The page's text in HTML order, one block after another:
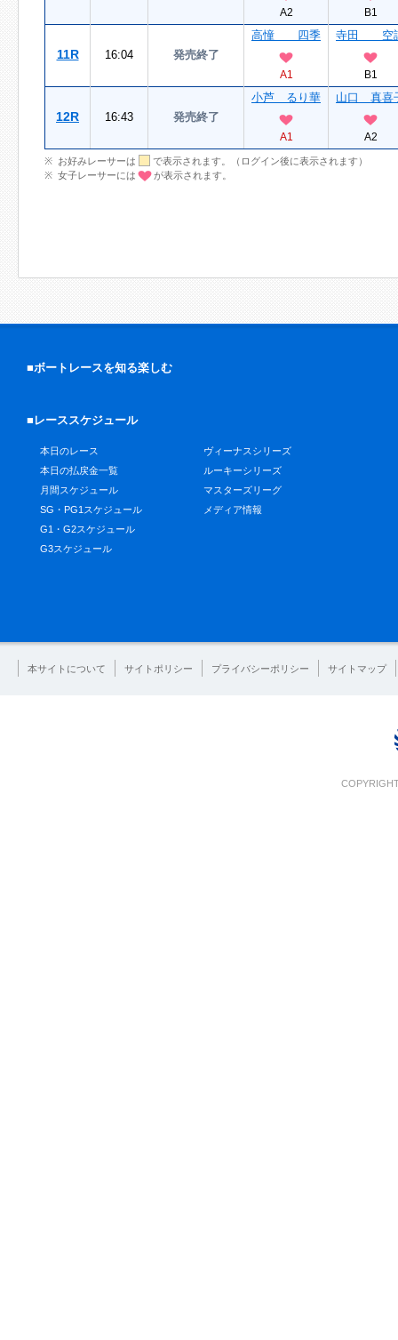
A2 B1
11R 16:04 発売終了
高憧 四季
A1
寺田 空
B1
12R 16:43 発売終了
小芦 るり華
A1
山口 真喜
A2
お好みレーサーは
で表示されます。（ログイン後に表示されます）
女子レーサーには
が表示されます。
■ボートレースを知る楽しむ
■レーススケジュール
本日のレース
本日の払戻金一覧
月間スケジュール
SG・PG1スケジュール
G1・G2スケジュール
G3スケジュール
ヴィーナスシリーズ
ルーキーシリーズ
マスターズリーグ
メディア情報
本サイトについて サイトポリシー プライバシーポリシー サイトマップ